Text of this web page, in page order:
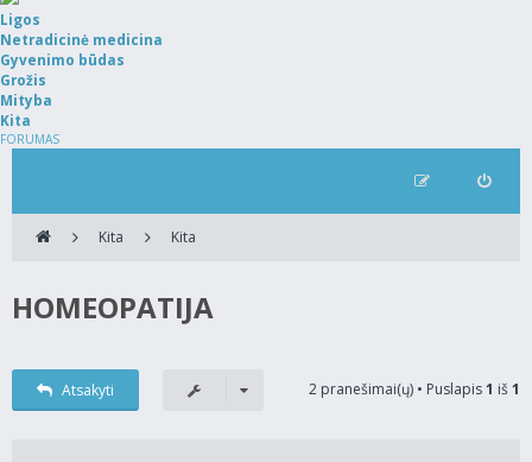
Ligos
Netradicinė medicina
Gyvenimo būdas
Grožis
Mityba
Kita
FORUMAS
Kita Kita
HOMEOPATIJA
Atsakyti 2 pranešimai(ų) • Puslapis1 iš1